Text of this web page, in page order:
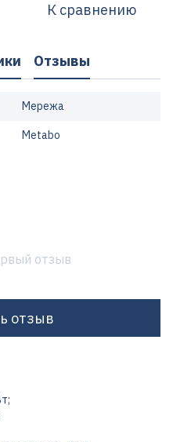
К сравнению
Отзывы
Мережа
Metabo
отзыв
отзыв